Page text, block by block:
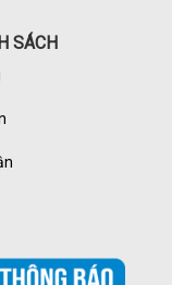
SÁCH